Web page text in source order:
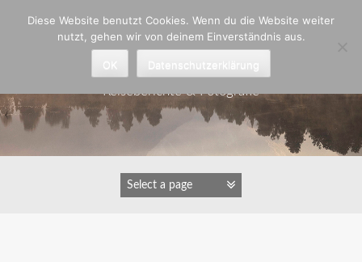
Astrid Padberg
Reiseberichte & Fotografie
Diese Website benutzt Cookies. Wenn du die Website weiter
nutzt, gehen wir von deinem Einverständnis aus.